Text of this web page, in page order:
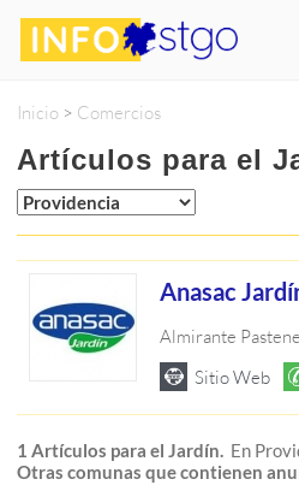
Inicio > Comercios
Artículos para el
Anasac
Almirante
1 Artículos para el Jardín. En
Otras comunas que contienen